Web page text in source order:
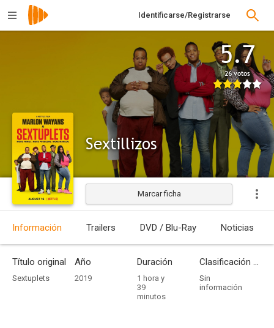
Identificarse/Registrarse
5.7
26 votos
Sextillizos
Estrenada
Marcar ficha
Información Trailers DVD / Blu-Ray Noticias
Título original
Sextuplets
Año
2019
Duración
1 hora y
39
minutos
Clasificación por edades
Sin
información